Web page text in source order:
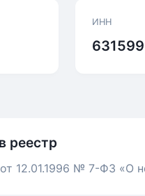
ИНН
реестр
12.01.1996 № 7-ФЗ «О